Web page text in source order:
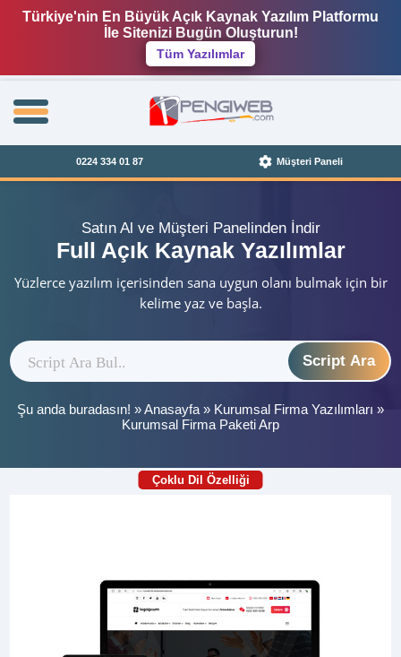
Türkiye'nin En Büyük Açık Kaynak Yazılım Platformu
İle Sitenizi Bugün Oluşturun!
Tüm Yazılımlar
0224 334 01 87 Müşteri Paneli
Satın Al ve Müşteri Panelinden İndir
Full Açık Kaynak Yazılımlar
Yüzlerce yazılım içerisinden sana uygun olanı bulmak için bir
kelime yaz ve başla.
Script Ara
Şu anda buradasın! »Anasayfa » Kurumsal Firma Yazılımları »
Kurumsal Firma Paketi Arp
Çoklu Dil Özelliği